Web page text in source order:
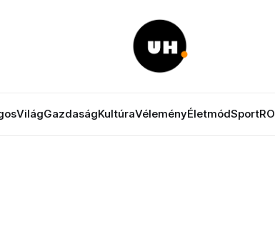
VilágGazdaságKultúraVéleményÉletmódSportRO